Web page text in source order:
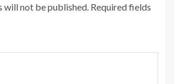
will not be published. Required fields